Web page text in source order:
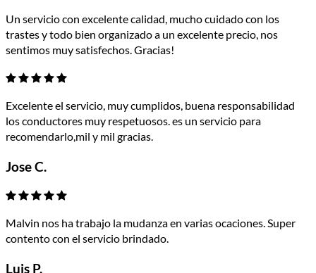
Un servicio con excelente calidad, mucho cuidado con los
trastes y todo bien organizado a un excelente precio, nos
sentimos muy satisfechos. Gracias!
Excelente el servicio, muy cumplidos, buena responsabilidad
los conductores muy respetuosos. es un servicio para
recomendarlo,mil y mil gracias.
Jose C.
Malvin nos ha trabajo la mudanza en varias ocaciones. Super
contento con el servicio brindado.
Luis P.